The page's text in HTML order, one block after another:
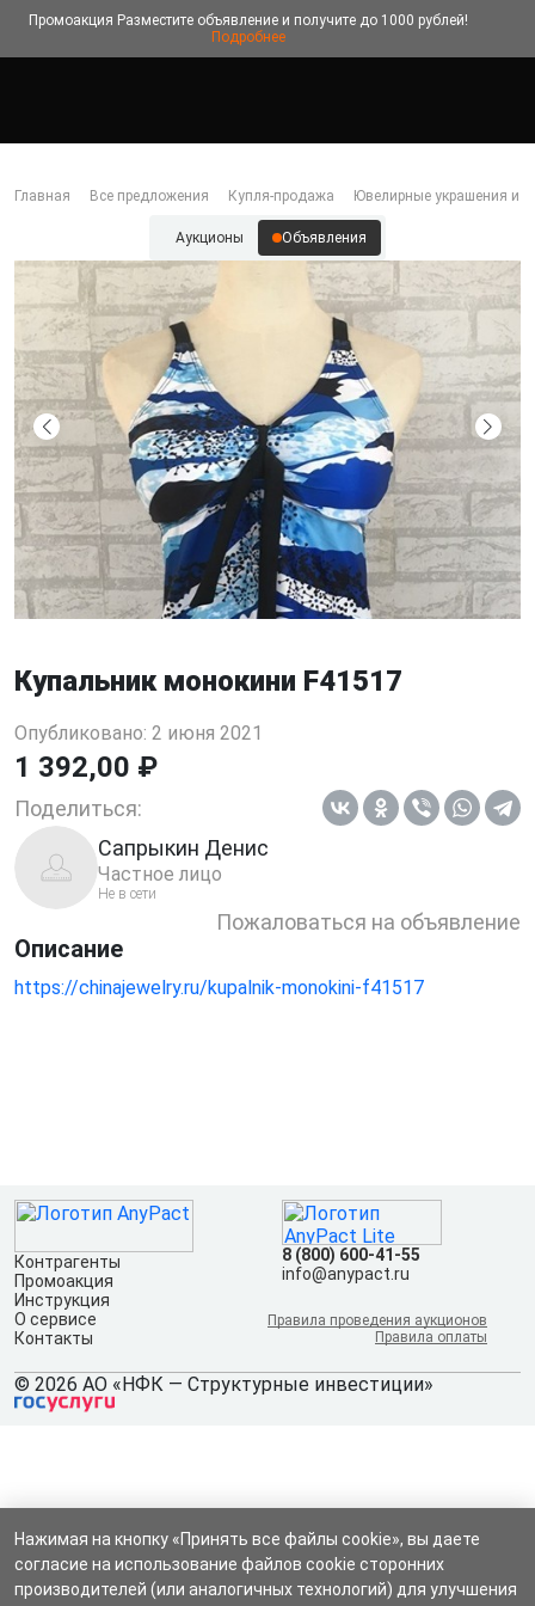
Промоакция Разместите объявление и получите до 1000 рублей!
Подробнее
Главная Все предложения Купля-продажа Ювелирные украшения и
Аукционы Объявления
Купальник монокини F41517
Опубликовано: 2 июня 2021
1 392,00 ₽
Поделиться:
Сапрыкин Денис
Частное лицо
Не в сети
Пожаловаться на объявление
Описание
https://chinajewelry.ru/kupalnik-monokini-f41517
Контрагенты
Промоакция
Инструкция
О сервисе
Контакты
8 (800) 600-41-55
info@anypact.ru
Правила проведения аукционов
Правила оплаты
© 2026 АО «НФК — Структурные инвестиции»
Нажимая на кнопку «Принять все файлы cookie», вы даете
согласие на использование файлов cookie сторонних
производителей (или аналогичных технологий) для улучшения